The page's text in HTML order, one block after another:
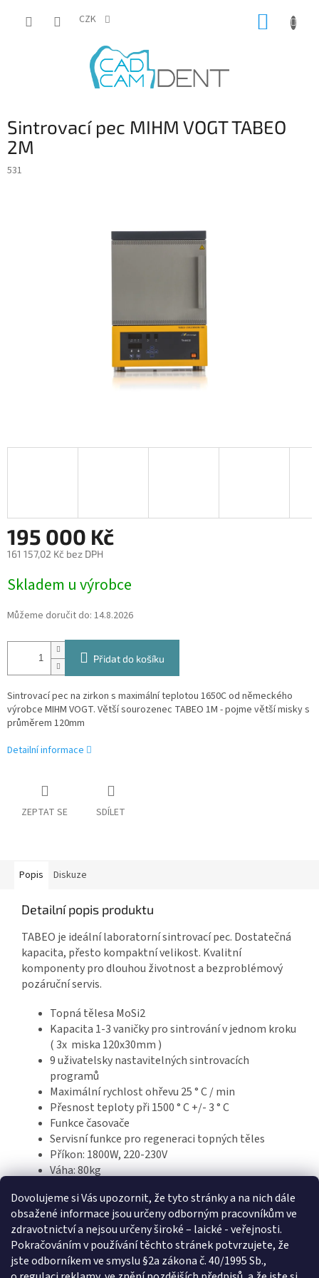
Dovolujeme si Vás upozornit, že tyto stránky a na nich dále
obsažené informace jsou určeny odborným pracovníkům ve
zdravotnictví a nejsou určeny široké – laické - veřejnosti.
Pokračováním v používání těchto stránek potvrzujete, že
jste odborníkem ve smyslu §2a zákona č. 40/1995 Sb.,
CZK
Sintrovací pec MIHM VOGT TABEO
2M
531
195 000 Kč
161 157,02 Kč bez DPH
cena:
Skladem u výrobce
Můžeme doručit do: 14.8.2026
Přidat do košíku
Sintrovací pec na zirkon s maximální teplotou 1650C od německého
výrobce MIHM VOGT. Větší sourozenec TABEO 1M - pojme větší misky s
průměrem 120mm
Detailní informace
ZEPTAT SE SDÍLET
Popis Diskuze
Detailní popis produktu
TABEO je ideální laboratorní sintrovací pec. Dostatečná
kapacita, přesto kompaktní velikost. Kvalitní
komponenty pro dlouhou životnost a bezproblémový
pozáruční servis.
Topná tělesa MoSi2
Kapacita 1-3 vaničky pro sintrování v jednom kroku
( 3x miska 120x30mm )
9 uživatelsky nastavitelných sintrovacích
programů
Maximální rychlost ohřevu 25 ° C / min
Přesnost teploty při 1500 ° C +/- 3 ° C
Funkce časovače
Servisní funkce pro regeneraci topných těles
Příkon: 1800W, 220-230V
Váha: 80kg